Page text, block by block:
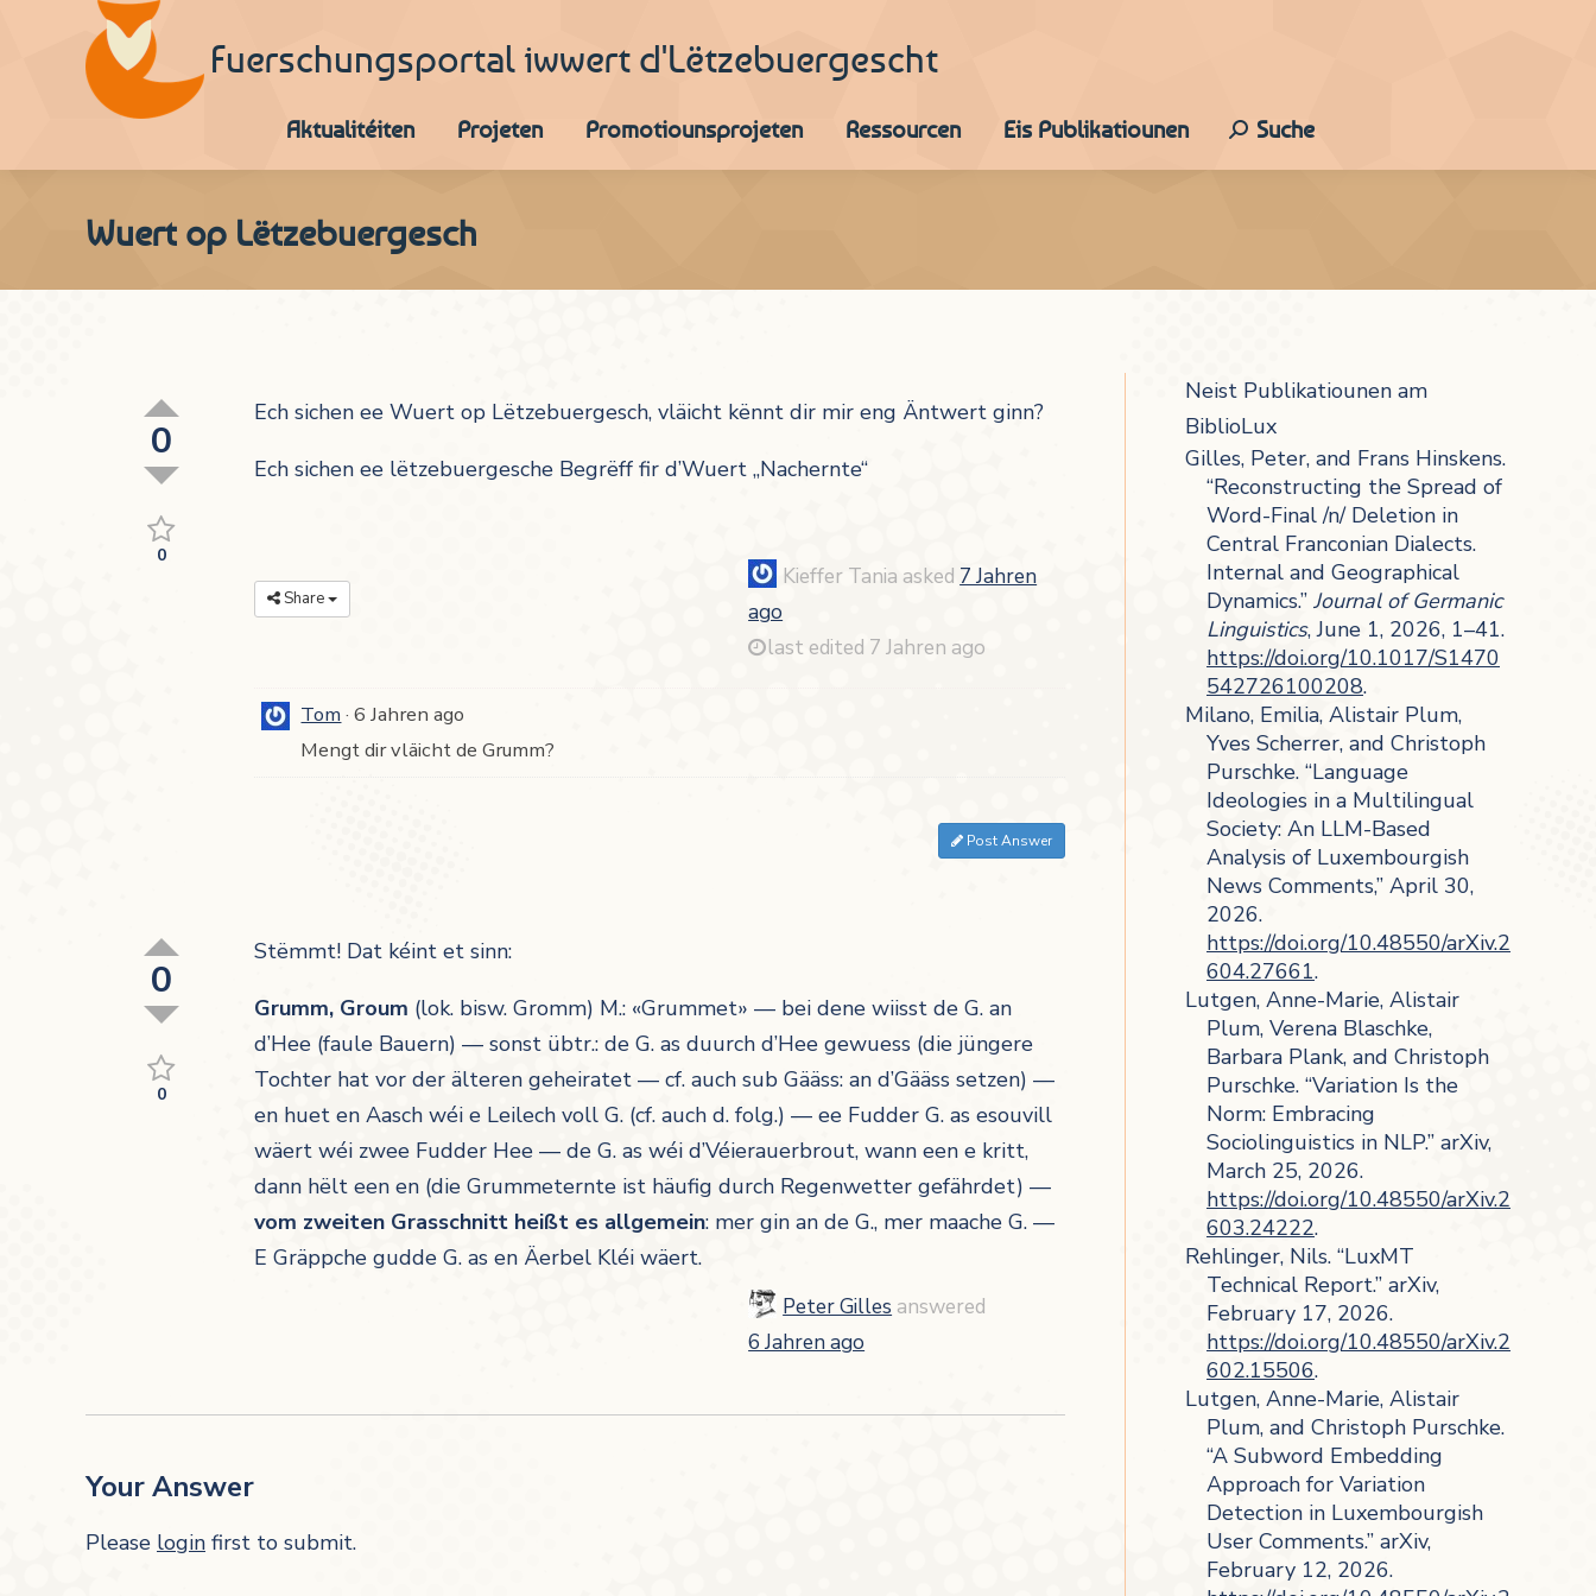
Fuerschungsportal iwwert d'Lëtzebuergescht
Aktualitéiten Projeten Promotiounsprojeten Ressourcen Eis Publikatiounen Search:
Suche
Wuert op Lëtzebuergesch
0
0
Ech sichen ee Wuert op Lëtzebuergesch, vläicht kënnt dir mir eng Äntwert ginn?
Ech sichen ee lëtzebuergesche Begrëff fir d’Wuert „Nachernte“
Share
Kieffer Tania asked 7 Jahren
ago
last edited 7 Jahren ago
Tom 6 Jahren ago
Mengt dir vläicht de Grumm?
Post Answer
0
0
Stëmmt! Dat kéint et sinn:
Grumm, Groum (lok. bisw. Gromm) M.: «Grummet» — bei dene wiisst de G. an
d’Hee (faule Bauern) — sonst übtr.: de G. as duurch d’Hee gewuess (die jüngere
Tochter hat vor der älteren geheiratet — cf. auch sub Gääss: an d’Gääss setzen) —
en huet en Aasch wéi e Leilech voll G. (cf. auch d. folg.) — ee Fudder G. as esouvill
wäert wéi zwee Fudder Hee — de G. as wéi d’Véierauerbrout, wann een e kritt,
dann hëlt een en (die Grummeternte ist häufig durch Regenwetter gefährdet) —
vom zweiten Grasschnitt heißt es allgemein: mer gin an de G., mer maache G. —
E Gräppche gudde G. as en Äerbel Kléi wäert.
Peter Gilles answered
6 Jahren ago
Your Answer
Please login first to submit.
Neist Publikatiounen am
BiblioLux
Gilles, Peter, and Frans Hinskens.
“Reconstructing the Spread of
Word-Final /n/ Deletion in
Central Franconian Dialects.
Internal and Geographical
Dynamics.” Journal of Germanic
Linguistics, June 1, 2026, 1–41.
https://doi.org/10.1017/S1470
542726100208.
Milano, Emilia, Alistair Plum,
Yves Scherrer, and Christoph
Purschke. “Language
Ideologies in a Multilingual
Society: An LLM-Based
Analysis of Luxembourgish
News Comments,” April 30,
2026.
https://doi.org/10.48550/arXiv.2
604.27661.
Lutgen, Anne-Marie, Alistair
Plum, Verena Blaschke,
Barbara Plank, and Christoph
Purschke. “Variation Is the
Norm: Embracing
Sociolinguistics in NLP.” arXiv,
March 25, 2026.
https://doi.org/10.48550/arXiv.2
603.24222.
Rehlinger, Nils. “LuxMT
Technical Report.” arXiv,
February 17, 2026.
https://doi.org/10.48550/arXiv.2
602.15506.
Lutgen, Anne-Marie, Alistair
Plum, and Christoph Purschke.
“A Subword Embedding
Approach for Variation
Detection in Luxembourgish
User Comments.” arXiv,
February 12, 2026.